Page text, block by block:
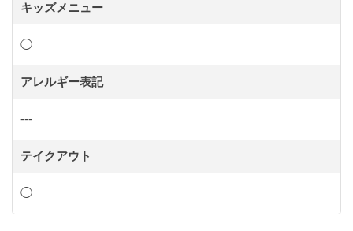
キッズメニュー
◯
アレルギー表記
---
テイクアウト
◯